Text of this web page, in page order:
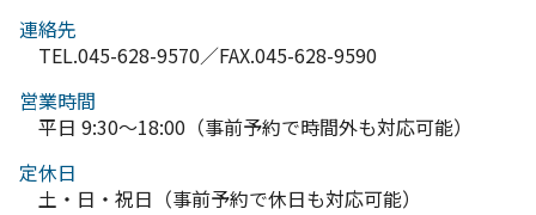
連絡先
TEL.045-628-9570／FAX.045-628-9590
営業時間
平日 9:30～18:00（事前予約で時間外も対応可能）
定休日
土・日・祝日（事前予約で休日も対応可能）